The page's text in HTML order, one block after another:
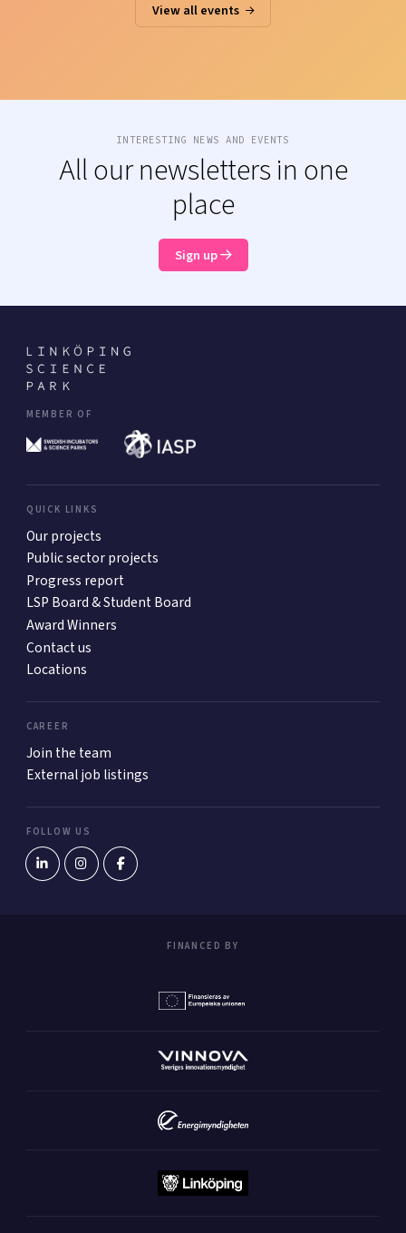
View all events
INTERESTING NEWS AND EVENTS
All our newsletters in one
place
Sign up
MEMBER OF
QUICK LINKS
Our projects
Public sector projects
Progress report
LSP Board & Student Board
Award Winners
Contact us
Locations
CAREER
Join the team
External job listings
FOLLOW US
FINANCED BY